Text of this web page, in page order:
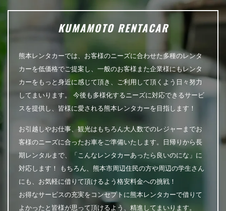
KUMAMOTO RENTACAR
熊本レンタカーでは、お客様のニーズに合わせた多種のレンタ
カーを低価格でご提案し、一般のお客様また企業様にもレンタ
カーをもっと身近に感じて頂き、ご利用して頂くよう日々努力
してまいります。 今後も多様化するニーズに対応できるサービ
スを提供し、皆様に愛される熊本レンタカーを目指します！
お引越しやお仕事、観光はもちろん大人数でのレジャーまでお
客様のニーズに合ったお車をご準備いたします。日帰りから長
期レンタルまで、「こんなレンタカーあったら良いのにな」に
対応します！ もちろん、熊本市周辺住民の方や周辺の学生さん
にも、お気軽に借りて頂けるよう格安料金への挑戦！
お得なサービスの充実をコンセプトに熊本レンタカーで借りて
よかったと皆様が思って頂けるよう、精進してまいります。